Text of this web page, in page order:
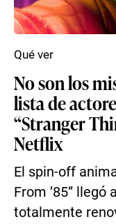
No son los
lista de
“Stranger
Netflix
El spin-off
From ’85”
totalmente
Qué ver